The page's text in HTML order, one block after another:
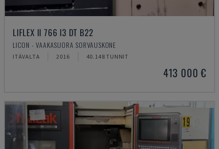
LIFLEX II 766 I3 DT B22
LICON - VAAKASUORA SORVAUSKONE
ITÄVALTA 2016 40.148 TUNNIT
413 000 €